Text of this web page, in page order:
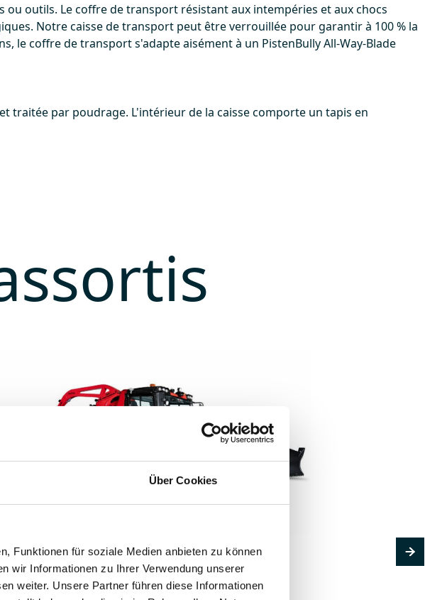
Über Cookies
Funktionen für soziale Medien anbieten zu können
wir Informationen zu Ihrer Verwendung unserer
weiter. Unsere Partner führen diese Informationen
outils. Le coffre de transport résistant aux intempéries et aux chocs
Notre caisse de transport peut être verrouillée pour garantir à 100 % la
le coffre de transport s'adapte aisément à un PistenBully All-Way-Blade
traitée par poudrage. L'intérieur de la caisse comporte un tapis en